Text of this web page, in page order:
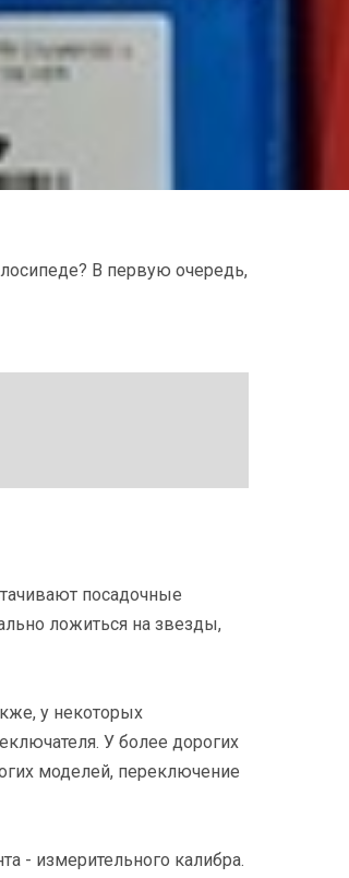
В первую очередь,
посадочные
ложиться на звезды,
у некоторых
У более дорогих
моделей, переключение
- измерительного калибра.